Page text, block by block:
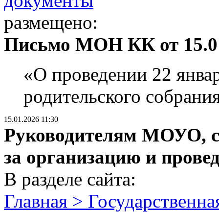
размещено:
Письмо МОН КК от
«О проведении 22
родительского
15.01.2026 11:30
Руководителям МОУО,
за организацию и
В разделе сайта:
Главная >